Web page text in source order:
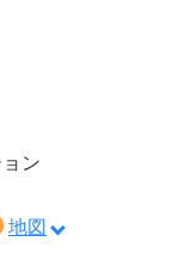
ン
地図